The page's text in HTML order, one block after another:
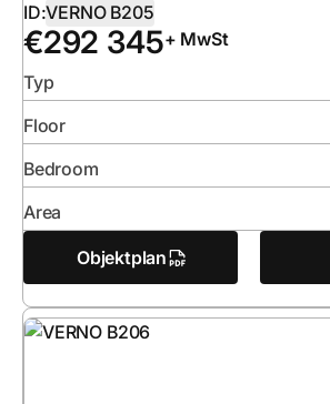
ID:VERNO B205
€292 345+ MwSt
Typ
Floor
Bedroom
Area
Objektplan